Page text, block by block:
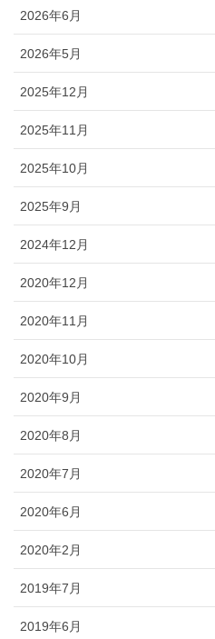
2026年6月
2026年5月
2025年12月
2025年11月
2025年10月
2025年9月
2024年12月
2020年12月
2020年11月
2020年10月
2020年9月
2020年8月
2020年7月
2020年6月
2020年2月
2019年7月
2019年6月